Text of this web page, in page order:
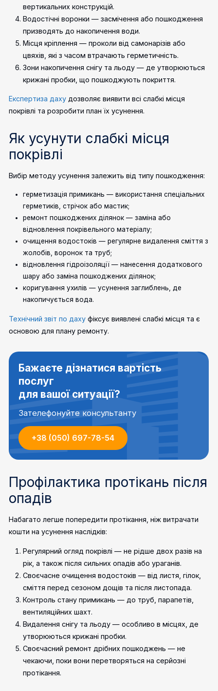
вертикальних конструкцій.
Водостічні воронки — засмічення або пошкодження
призводять до накопичення води.
Місця кріплення — проколи від самонарізів або
цвяхів, які з часом втрачають герметичність.
Зони накопичення снігу та льоду — де утворюються
крижані пробки, що пошкоджують покриття.
Експертиза даху дозволяє виявити всі слабкі місця
покрівлі та розробити план їх усунення.
Як усунути слабкі місця
покрівлі
Вибір методу усунення залежить від типу пошкодження:
герметизація примикань — використання спеціальних
герметиків, стрічок або мастик;
ремонт пошкоджених ділянок — заміна або
відновлення покрівельного матеріалу;
очищення водостоків — регулярне видалення сміття з
жолобів, воронок та труб;
відновлення гідроізоляції — нанесення додаткового
шару або заміна пошкоджених ділянок;
коригування ухилів — усунення заглиблень, де
накопичується вода.
Технічний звіт по даху фіксує виявлені слабкі місця та є
основою для плану ремонту.
Бажаєте дізнатися вартість
послуг
для вашої ситуації?
Зателефонуйте консультанту
+38 (050) 697-78-54
Профілактика протікань після
опадів
Набагато легше попередити протікання, ніж витрачати
кошти на усунення наслідків:
Регулярний огляд покрівлі — не рідше двох разів на
рік, а також після сильних опадів або ураганів.
Своєчасне очищення водостоків — від листя, гілок,
сміття перед сезоном дощів та після листопада.
Контроль стану примикань — до труб, парапетів,
вентиляційних шахт.
Видалення снігу та льоду — особливо в місцях, де
утворюються крижані пробки.
Своєчасний ремонт дрібних пошкоджень — не
чекаючи, поки вони перетворяться на серйозні
протікання.